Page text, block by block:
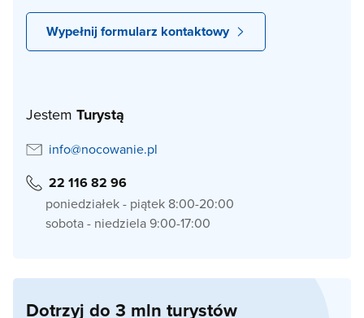
Wypełnij formularz kontaktowy
Jestem Turystą
info@nocowanie.pl
22 116 82 96
poniedziałek - piątek 8:00-20:00
sobota - niedziela 9:00-17:00
Dotrzyj do 3 mln turystów